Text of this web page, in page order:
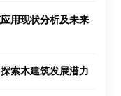
用现状分析及未来
索木建筑发展潜力